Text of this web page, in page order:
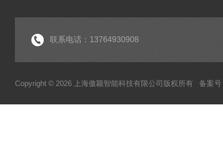
联系电话：13764930908
Copyright © 2026 上海傲颖智能科技有限公司版权所有 备案号